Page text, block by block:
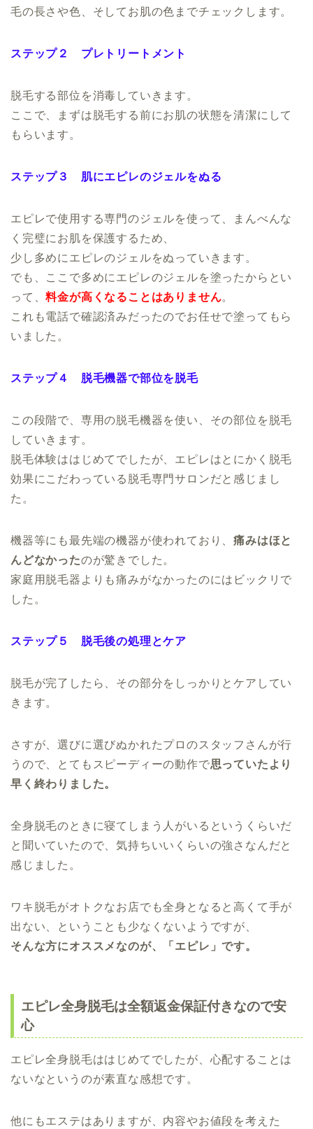
毛の長さや色、そしてお肌の色までチェックします。
ステップ２ プレトリートメント
脱毛する部位を消毒していきます。
ここで、まずは脱毛する前にお肌の状態を清潔にして
もらいます。
ステップ３ 肌にエピレのジェルをぬる
エピレで使用する専門のジェルを使って、まんべんな
く完璧にお肌を保護するため、
少し多めにエピレのジェルをぬっていきます。
でも、ここで多めにエピレのジェルを塗ったからとい
って、料金が高くなることはありません。
これも電話で確認済みだったのでお任せで塗ってもら
いました。
ステップ４ 脱毛機器で部位を脱毛
この段階で、専用の脱毛機器を使い、その部位を脱毛
していきます。
脱毛体験ははじめてでしたが、エピレはとにかく脱毛
効果にこだわっている脱毛専門サロンだと感じまし
た。
機器等にも最先端の機器が使われており、痛みはほと
んどなかったのが驚きでした。
家庭用脱毛器よりも痛みがなかったのにはビックリで
した。
ステップ５ 脱毛後の処理とケア
脱毛が完了したら、その部分をしっかりとケアしてい
きます。
さすが、選びに選びぬかれたプロのスタッフさんが行
うので、とてもスピーディーの動作で思っていたより
早く終わりました。
全身脱毛のときに寝てしまう人がいるというくらいだ
と聞いていたので、気持ちいいくらいの強さなんだと
感じました。
ワキ脱毛がオトクなお店でも全身となると高くて手が
出ない、ということも少なくないようですが、
そんな方にオススメなのが、「エピレ」です。
エピレ全身脱毛は全額返金保証付きなので安
心
エピレ全身脱毛ははじめてでしたが、心配することは
ないなというのが素直な感想です。
他にもエステはありますが、内容やお値段を考えた